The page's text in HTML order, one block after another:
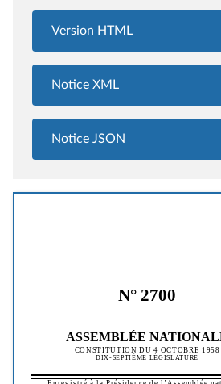
Version HTML
Notice XML
Notice JSON